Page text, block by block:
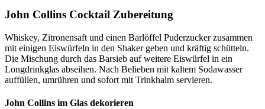
John Collins Cocktail Zubereitung
Whiskey, Zitronensaft und einen Barlöffel Puderzucker zusammen
mit einigen Eiswürfeln in den Shaker geben und kräftig schütteln.
Die Mischung durch das Barsieb auf weitere Eiswürfel in ein
Longdrinkglas abseihen. Nach Belieben mit kaltem Sodawasser
auffüllen, umrühren und sofort mit Trinkhalm servieren.
John Collins im Glas dekorieren